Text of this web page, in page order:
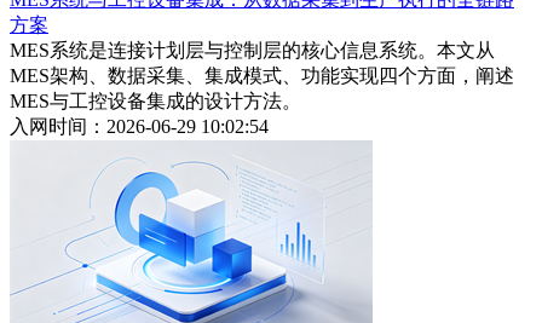
方案
MES系统是连接计划层与控制层的核心信息系统。本文从
MES架构、数据采集、集成模式、功能实现四个方面，阐述
MES与工控设备集成的设计方法。
入网时间：2026-06-29 10:02:54